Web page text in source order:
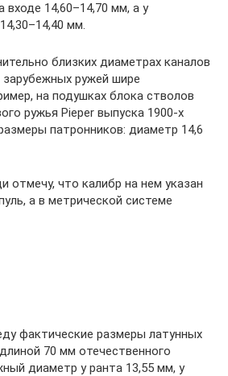
входе 14,60–14,70 мм, а у
мм.
близких диаметрах каналов
ружей шире
на подушках блока стволов
ружья Pieper выпуска 1900-х
патронников: диаметр 14,6
отмечу, что калибр на нем указан
а в метрической системе
фактические размеры латунных
70 мм отечественного
диаметр у ранта 13,55 мм, у